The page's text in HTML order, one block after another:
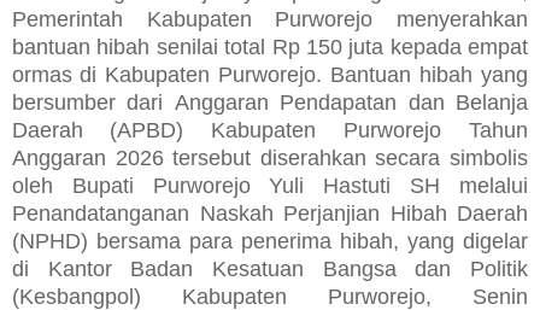
Pemerintah Kabupaten Purworejo menyerahkan
bantuan hibah senilai total Rp 150 juta kepada empat
ormas di Kabupaten Purworejo. Bantuan hibah yang
bersumber dari Anggaran Pendapatan dan Belanja
Daerah (APBD) Kabupaten Purworejo Tahun
Anggaran 2026 tersebut diserahkan secara simbolis
oleh Bupati Purworejo Yuli Hastuti SH melalui
Penandatanganan Naskah Perjanjian Hibah Daerah
(NPHD) bersama para penerima hibah, yang digelar
di Kantor Badan Kesatuan Bangsa dan Politik
(Kesbangpol) Kabupaten Purworejo, Senin